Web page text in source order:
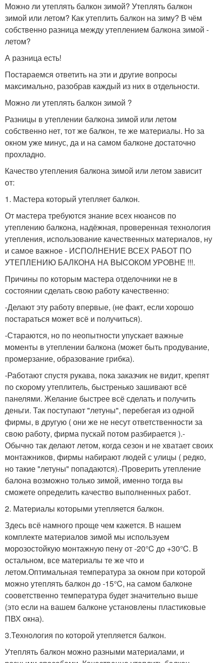
Можно ли утеплять балкон зимой? Утеплять балкон
зимой или летом? Как утеплить балкон на зиму? В чём
собственно разница между утеплением балкона зимой -
летом?
А разница есть!
Постараемся ответить на эти и другие вопросы
максимально, разобрав каждый из них в отдельности.
Можно ли утеплять балкон зимой ?
Разницы в утеплении балкона зимой или летом
собственно нет, тот же балкон, те же материалы. Но за
окном уже минус, да и на самом балконе достаточно
прохладно.
Качество утепления балкона зимой или летом зависит
от:
1. Мастера который утепляет балкон.
От мастера требуются знание всех нюансов по
утеплению балкона, надёжная, проверенная технология
утепления, использование качественных материалов, ну
и самое важное - ИСПОЛНЕНИЕ ВСЕХ РАБОТ ПО
УТЕПЛЕНИЮ БАЛКОНА НА ВЫСОКОМ УРОВНЕ !!!.
Причины по которым мастера отделочники не в
состоянии сделать свою работу качественно:
-Делают эту работу впервые, (не факт, если хорошо
постараться может всё и получиться).
-Стараются, но по неопытности упускает важные
моменты в утеплении балкона (может быть продувание,
промерзание, образование грибка).
-Работают спустя рукава, пока заказчик не видит, крепят
по скорому утеплитель, быстренько зашивают всё
панелями. Желание быстрее всё сделать и получить
деньги. Так поступают "летуны", перебегая из одной
фирмы, в другую ( они же не несут ответственности за
свою работу, фирма пускай потом разбирается ).-
Обычно так делают летом, когда сезон и не хватает своих
монтажников, фирмы набирают людей с улицы ( редко,
но такие "летуны" попадаются).-Проверить утепление
балона возможно только зимой, именно тогда вы
сможете определить качество выполненных работ.
2. Материалы которыми утепляется балкон.
Здесь всё намного проще чем кажется. В нашем
комплекте материалов зимой мы используем
морозостойкую монтажную пену от -20°C до +30°C. В
остальном, все материалы те же что и
летом.Оптимальная температура за окном при которой
можно утеплять балкон до -15°C, на самом балконе
сооветственно температура будет значительно выше
(это если на вашем балконе установлены пластиковые
ПВХ окна).
3.Технология по которой утепляется балкон.
Утеплять балкон можно разными материалами, и